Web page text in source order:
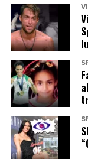
basso volume
sull’obiettivo
della
razionale a
risposta
Post Views: